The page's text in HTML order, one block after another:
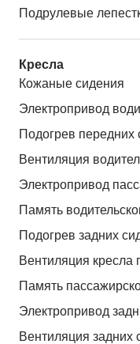
Подрулевые
Кресла
Кожаные сидения
Электропривод
Подогрев передних
Вентиляция
Электропривод
Память
Подогрев задних
Вентиляция кресла
Память
Электропривод
Вентиляция задних